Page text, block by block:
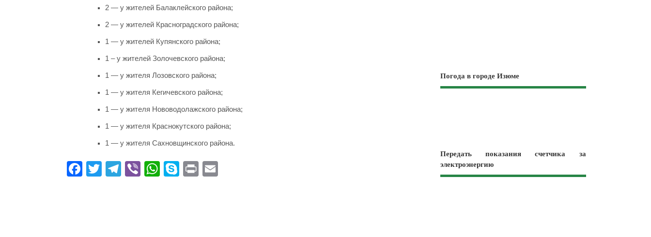
2 — у жителей Балаклейского района;
2 — у жителей Красноградского района;
1 — у жителей Купянского района;
1 – у жителей Золочевского района;
1 — у жителя Лозовского района;
1 — у жителя Кегичевского района;
1 — у жителя Нововодолажского района;
1 — у жителя Краснокутского района;
1 — у жителя Сахновщинского района.
Fa T
Te Vi
W
S
Pr
Погода в городе Изюме
Передать показания счетчика за
электроэнергию